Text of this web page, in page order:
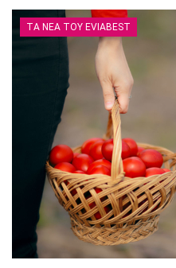
ΤΑ ΝΈΑ ΤΟΥ EVIABEST